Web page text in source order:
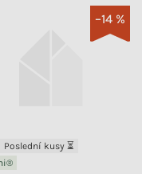
–14 %
Poslední kusy ⏳